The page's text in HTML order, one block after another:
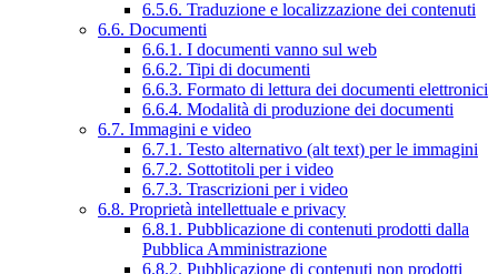
6.5.6. Traduzione e localizzazione dei contenuti
6.6. Documenti
6.6.1. I documenti vanno sul web
6.6.2. Tipi di documenti
6.6.3. Formato di lettura dei documenti elettronici
6.6.4. Modalità di produzione dei documenti
6.7. Immagini e video
6.7.1. Testo alternativo (alt text) per le immagini
6.7.2. Sottotitoli per i video
6.7.3. Trascrizioni per i video
6.8. Proprietà intellettuale e privacy
6.8.1. Pubblicazione di contenuti prodotti dalla
Pubblica Amministrazione
6.8.2. Pubblicazione di contenuti non prodotti